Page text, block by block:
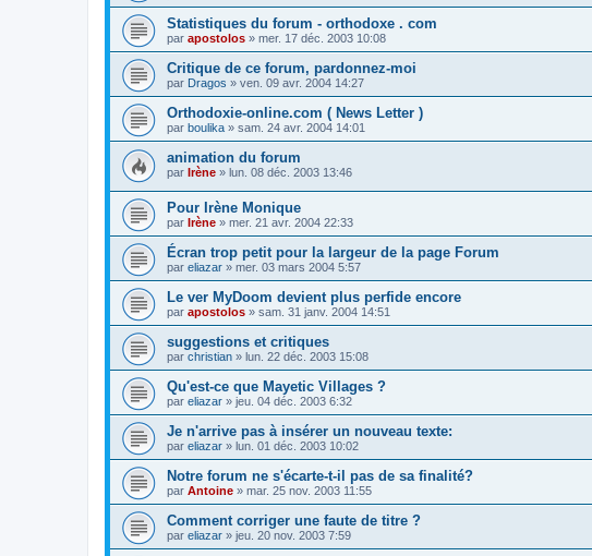
Statistiques du forum - orthodoxe . com
par apostolos » mer. 17 déc. 2003 10:08
Critique de ce forum, pardonnez-moi
par Dragos » ven. 09 avr. 2004 14:27
Orthodoxie-online.com ( News Letter )
par boulika » sam. 24 avr. 2004 14:01
animation du forum
par Irène » lun. 08 déc. 2003 13:46
Pour Irène Monique
par Irène » mer. 21 avr. 2004 22:33
Écran trop petit pour la largeur de la page Forum
par eliazar » mer. 03 mars 2004 5:57
Le ver MyDoom devient plus perfide encore
par apostolos » sam. 31 janv. 2004 14:51
suggestions et critiques
par christian » lun. 22 déc. 2003 15:08
Qu'est-ce que Mayetic Villages ?
par eliazar » jeu. 04 déc. 2003 6:32
Je n'arrive pas à insérer un nouveau texte:
par eliazar » lun. 01 déc. 2003 10:02
Notre forum ne s'écarte-t-il pas de sa finalité?
par Antoine » mar. 25 nov. 2003 11:55
Comment corriger une faute de titre ?
par eliazar » jeu. 20 nov. 2003 7:59